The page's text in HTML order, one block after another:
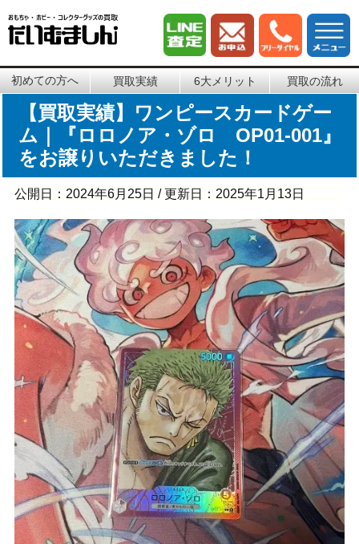
初めての方へ 買取実績 6大メリット 買取の流れ
【買取実績】ワンピースカードゲー
ム｜『ロロノア・ゾロ OP01-001』
をお譲りいただきました！
公開日： 2024年6月25日 / 更新日： 2025年1月13日